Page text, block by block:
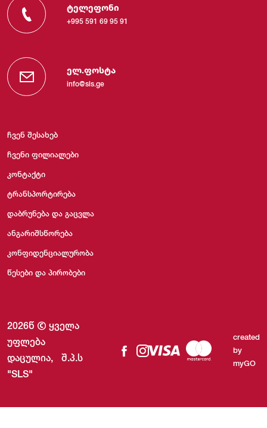
ტელეფონი
+995 591 69 95 91
ელ.ფოსტა
info@sls.ge
ჩვენ შესახებ
ჩვენი ფილიალები
კონტაქტი
ტრანსპორტირება
დაბრუნება და გაცვლა
ანგარიშსწორება
კონფიდენციალურობა
წესები და პირობები
2026წ
ყველა
უფლება
დაცულია,
შ.პ.ს
"SLS"
created
by
myGO